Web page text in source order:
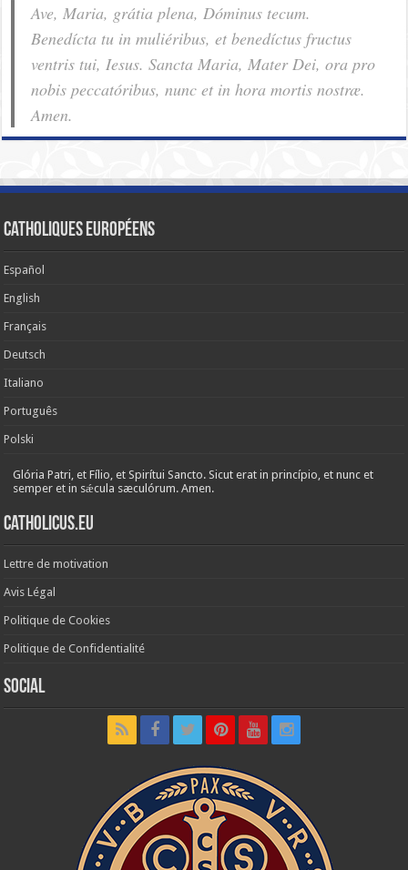
Ave, Maria, grátia plena, Dóminus tecum.
Benedícta tu in muliéribus, et benedíctus fructus
ventris tui, Iesus. Sancta Maria, Mater Dei, ora pro
nobis pec­ca­tóribus, nunc et in hora mortis nostræ.
Amen.
Catholiques européens
Español
English
Français
Deutsch
Italiano
Português
Polski
Glória Patri, et Fílio, et Spirítui Sancto. Sicut erat in princípio, et nunc et
semper et in sǽcula sæculórum. Amen.
Catholicus.eu
Lettre de motivation
Avis Légal
Politique de Cookies
Politique de Confidentialité
Social